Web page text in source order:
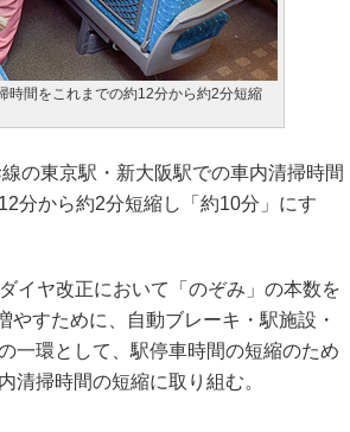
時間をこれまでの約12分から約2分短縮
の東京駅・新大阪駅での車内清掃時間
分から約2分短縮し「約10分」にす
イヤ改正において「のぞみ」の本数を
すために、自動ブレーキ・駅施設・
一環として、駅停車時間の短縮のため
清掃時間の短縮に取り組む。